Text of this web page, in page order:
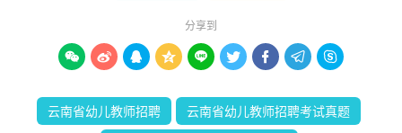
分享到
        
云南省幼儿教师招聘 云南省幼儿教师招聘考试真题